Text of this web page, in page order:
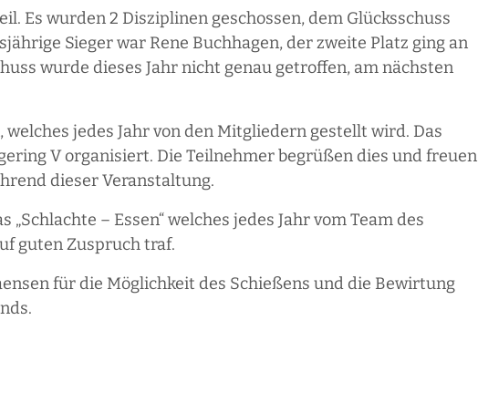
Es wurden 2 Disziplinen geschossen, dem Glücksschuss
Sieger war Rene Buchhagen, der zweite Platz ging an
wurde dieses Jahr nicht genau getroffen, am nächsten
jedes Jahr von den Mitgliedern gestellt wird. Das
V organisiert. Die Teilnehmer begrüßen dies und freuen
dieser Veranstaltung.
– Essen“ welches jedes Jahr vom Team des
guten Zuspruch traf.
für die Möglichkeit des Schießens und die Bewirtung